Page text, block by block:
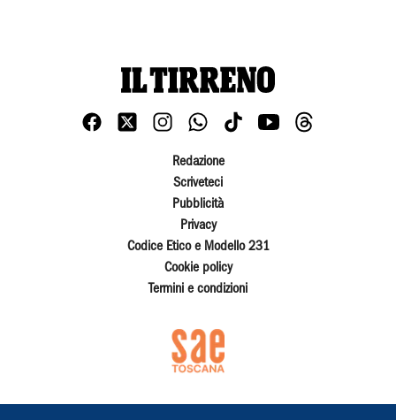
Redazione
Scriveteci
Pubblicità
Privacy
Codice Etico e Modello 231
Cookie policy
Termini e condizioni